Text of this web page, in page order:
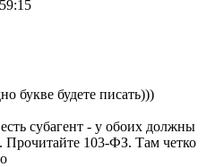
букве будете писать)))
субагент - у обоих должны
Прочитайте 103-ФЗ. Там четко